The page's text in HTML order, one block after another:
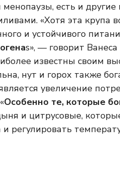
есть и
«Хотя эта крупа
и устойчивого
s», — говорит
известны своим
нут и горох также
увеличение
Особенно те, которые
и цитрусовые,
регулировать